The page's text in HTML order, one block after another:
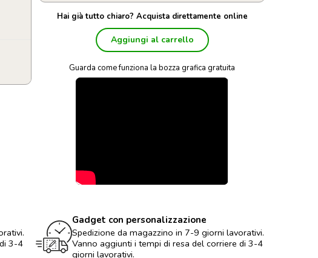
Hai già tutto chiaro? Acquista direttamente online
Aggiungi al carrello
Guarda come funziona la bozza grafica gratuita
3-4
Gadget con personalizzazione
Spedizione da magazzino in 7-9 giorni lavorativi.
Vanno aggiunti i tempi di resa del corriere di 3-4
giorni lavorativi.